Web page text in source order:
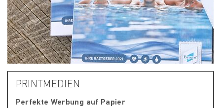
PRINTMEDIEN
Perfekte Werbung auf Papier